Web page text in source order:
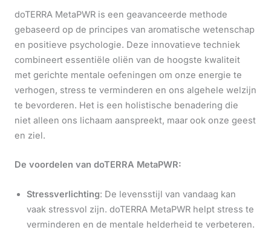
doTERRA MetaPWR is een geavanceerde methode
gebaseerd op de principes van aromatische wetenschap
en positieve psychologie. Deze innovatieve techniek
combineert essentiële oliën van de hoogste kwaliteit
met gerichte mentale oefeningen om onze energie te
verhogen, stress te verminderen en ons algehele welzijn
te bevorderen. Het is een holistische benadering die
niet alleen ons lichaam aanspreekt, maar ook onze geest
en ziel.
De voordelen van doTERRA MetaPWR:
Stressverlichting: De levensstijl van vandaag kan
vaak stressvol zijn. doTERRA MetaPWR helpt stress te
verminderen en de mentale helderheid te verbeteren.